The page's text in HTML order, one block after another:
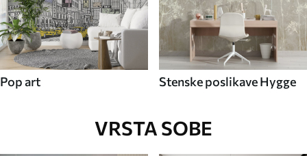
Pop art Stenske poslikave Hygge
VRSTA SOBE